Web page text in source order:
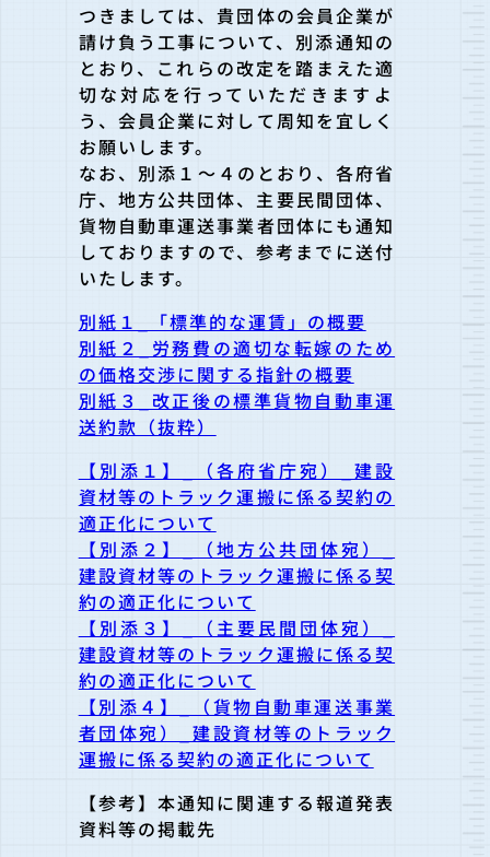
つきましては、貴団体の会員企業が
請け負う工事について、別添通知の
とおり、これらの改定を踏まえた適
切な対応を行っていただき ますよ
う、会員企業に対して周知を宜しく
お願いします。
なお、別添１～４のとおり、各府省
庁、地方公共団体、主要民間団体、
貨物自動車運送事業者団体にも通知
しておりますので、参考ま でに送付
いたします。
別紙１_「標準的な運賃」の概要
別紙２_労務費の適切な転嫁のため
の価格交渉に関する指針の概要
別紙３_改正後の標準貨物自動車運
送約款（抜粋）
【別添１】_（各府省庁宛）_建設
資材等のトラック運搬に係る契約の
適正化について
【別添２】_（地方公共団体宛）_
建設資材等のトラック運搬に係る契
約の適正化について
【別添３】_（主要民間団体宛）_
建設資材等のトラック運搬に係る契
約の適正化について
【別添４】_（貨物自動車運送事業
者団体宛）_建設資材等のトラック
運搬に係る契約の適正化について
【参考】本通知に関連する報道発表
資料等の掲載先